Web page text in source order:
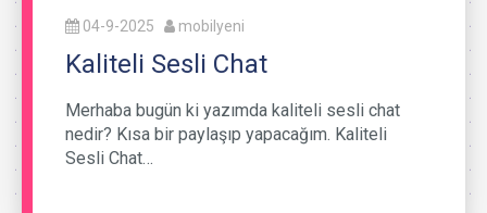
04-9-2025 mobilyeni
Kaliteli Sesli Chat
Merhaba bugün ki yazımda kaliteli sesli chat
nedir? Kısa bir paylaşıp yapacağım. Kaliteli
Sesli Chat…